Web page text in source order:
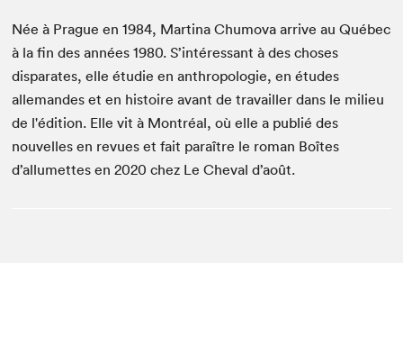
Née à Prague en 1984, Martina Chumova arrive au Québec
à la fin des années 1980. S’intéressant à des choses
disparates, elle étudie en anthropologie, en études
allemandes et en histoire avant de travailler dans le milieu
de l'édition. Elle vit à Montréal, où elle a publié des
nouvelles en revues et fait paraître le roman Boîtes
d’allumettes en 2020 chez Le Cheval d’août.